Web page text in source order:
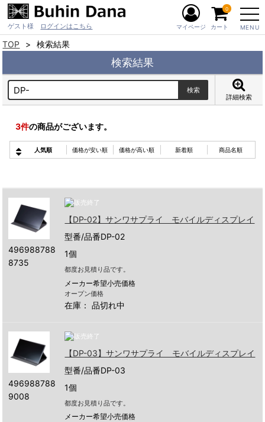
ゲスト様 ログインはこちら MENU
マイページ カート
0
TOP 検索結果
検索結果
詳細検索
3件の商品がございます。
人気順 価格が安い順 価格が高い順 新着順 商品名順
496988788
8735
【DP-02】サンワサプライ モバイルディスプレイ
型番/品番DP-02
1個
都度お見積り品です。
メーカー希望小売価格
オープン価格
在庫：品切れ中
496988788
9008
【DP-03】サンワサプライ モバイルディスプレイ
型番/品番DP-03
1個
都度お見積り品です。
メーカー希望小売価格